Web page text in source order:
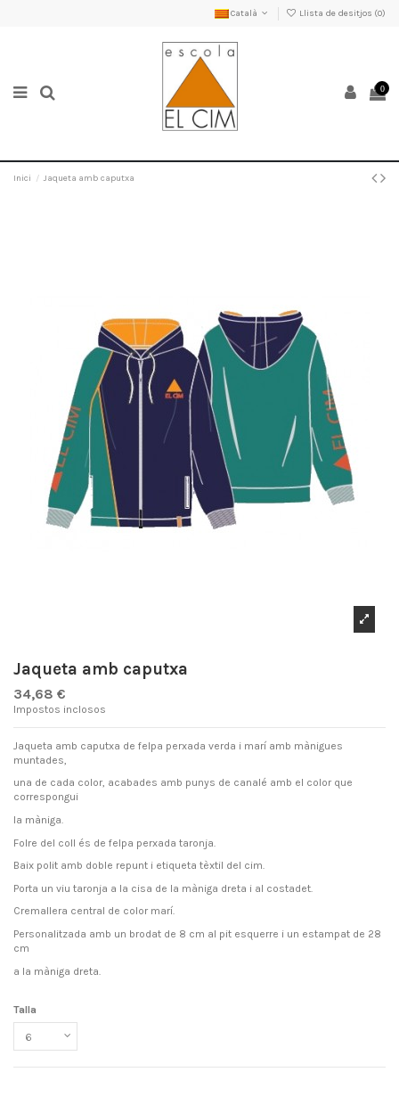
Català Llista de desitjos (0)
0
Inici Jaqueta amb caputxa
Jaqueta amb caputxa
34,68 €
Impostos inclosos
Jaqueta amb caputxa de felpa perxada verda i marí amb mànigues
muntades,
una de cada color, acabades amb punys de canalé amb el color que
correspongui
la màniga.
Folre del coll és de felpa perxada taronja.
Baix polit amb doble repunt i etiqueta tèxtil del cim.
Porta un viu taronja a la cisa de la màniga dreta i al costadet.
Cremallera central de color marí.
Personalitzada amb un brodat de 8 cm al pit esquerre i un estampat de 28
cm
a la màniga dreta.
Talla